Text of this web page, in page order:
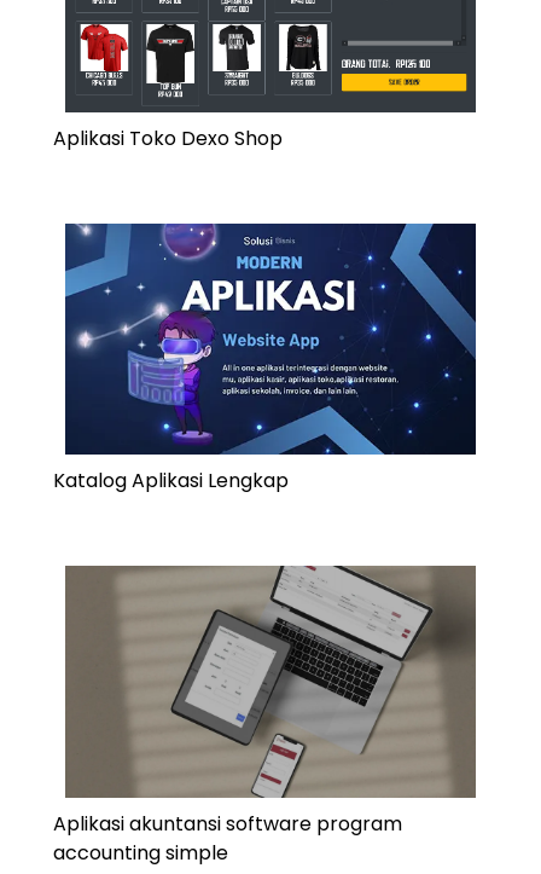
Aplikasi Toko Dexo Shop
Katalog Aplikasi Lengkap
Aplikasi akuntansi software program
accounting simple